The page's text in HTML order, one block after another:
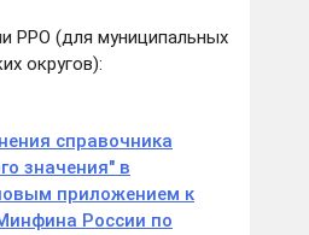
РРО (для муниципальных
округов):
справочника
значения" в
приложением к
России по